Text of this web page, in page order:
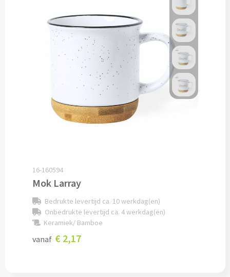
Notitieboekjes bedrukken
Notitieblokken bedrukken
Schrijfmappen bedrukken
Documentmappen bedrukken
Klemborden bedrukken
Memoblaadjes bedrukken
Memo boekjes bedrukken
Memo sets bedrukken
Kubusblokken bedrukken
16-160594
Mok Larray
Bedrukte levertijd ca. 10 werkdag(en)
Onbedrukte levertijd ca. 4 werkdag(en)
Keramiek/ Bamboe
vanaf € 2,17